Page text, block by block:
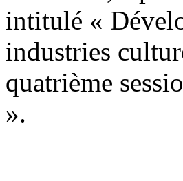
intitulé «
industries
quatrième
».